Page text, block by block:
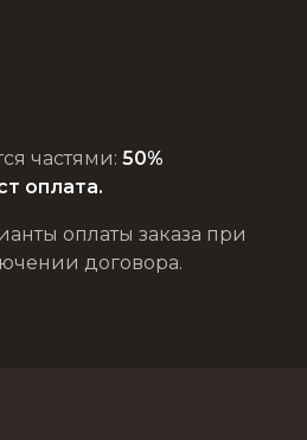
частями: 50%
оплата.
оплаты заказа при
договора.